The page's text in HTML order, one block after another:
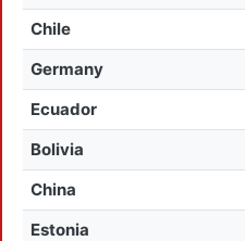
Chile
Germany
Ecuador
Bolivia
China
Estonia